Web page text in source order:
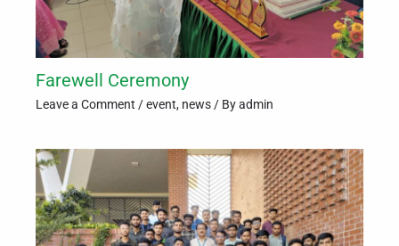
Farewell Ceremony
Leave a Comment /event, news/ Byadmin